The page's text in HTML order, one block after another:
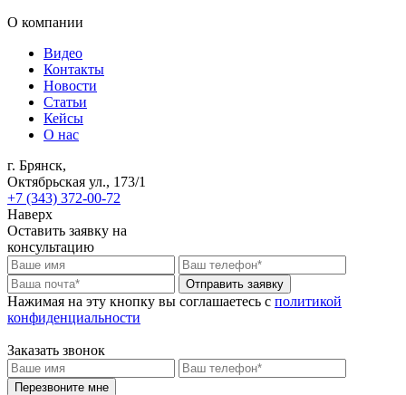
О компании
Видео
Контакты
Новости
Статьи
Кейсы
О нас
г. Брянск,
Октябрьская ул., 173/1
+7 (343) 372-00-72
Наверх
Оставить заявку на
консультацию
Отправить заявку
Нажимая на эту кнопку вы соглашаетесь c политикой
конфиденциальности
Заказать звонок
Перезвоните мне